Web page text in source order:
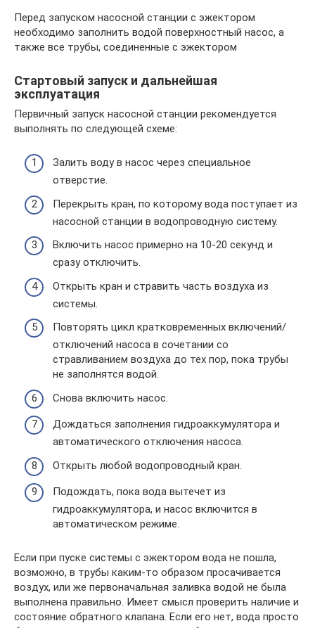
Перед запуском насосной станции с эжектором
необходимо заполнить водой поверхностный насос, а
также все трубы, соединенные с эжектором
Стартовый запуск и дальнейшая
эксплуатация
Первичный запуск насосной станции рекомендуется
выполнять по следующей схеме:
Залить воду в насос через специальное
отверстие.
Перекрыть кран, по которому вода поступает из
насосной станции в водопроводную систему.
Включить насос примерно на 10-20 секунд и
сразу отключить.
Открыть кран и стравить часть воздуха из
системы.
Повторять цикл кратковременных включений/
отключений насоса в сочетании со
стравливанием воздуха до тех пор, пока трубы
не заполнятся водой.
Снова включить насос.
Дождаться заполнения гидроаккумулятора и
автоматического отключения насоса.
Открыть любой водопроводный кран.
Подождать, пока вода вытечет из
гидроаккумулятора, и насос включится в
автоматическом режиме.
Если при пуске системы с эжектором вода не пошла,
возможно, в трубы каким-то образом просачивается
воздух, или же первоначальная заливка водой не была
выполнена правильно. Имеет смысл проверить наличие и
состояние обратного клапана. Если его нет, вода просто